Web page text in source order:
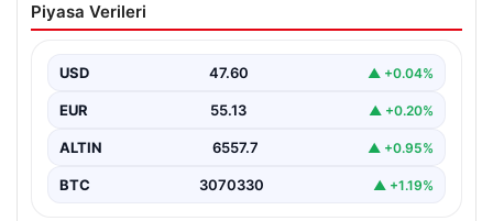
Maçı Özeti ve Tüm Önemli Anları
Piyasa Verileri
USD 47.60 ▲ +0.04%
EUR 55.13 ▲ +0.20%
ALTIN 6557.7 ▲ +0.95%
BTC 3070330 ▲ +1.19%